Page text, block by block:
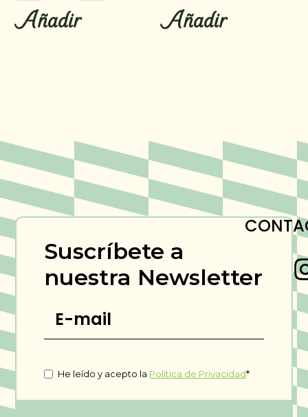
Añadir Añadir
Suscríbete a
nuestra Newsletter
Consentimiento*
He leído y acepto la Política de Privacidad*